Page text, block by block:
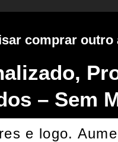
comprar
– Sem
e logo.